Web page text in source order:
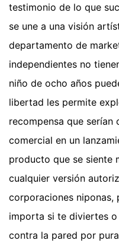
testimonio de lo que
se une a una visión
departamento de
independientes no
niño de ocho años
libertad les permite
recompensa que serían
comercial en un
producto que se siente
cualquier versión
corporaciones niponas,
importa si te diviertes
contra la pared por